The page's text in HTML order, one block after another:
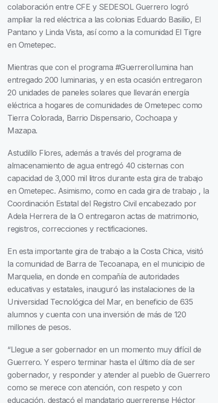
colaboración entre CFE y SEDESOL Guerrero logró
ampliar la red eléctrica a las colonias Eduardo Basilio, El
Pantano y Linda Vista, así como a la comunidad El Tigre
en Ometepec.
Mientras que con el programa #GuerreroIlumina han
entregado 200 luminarias, y en esta ocasión entregaron
20 unidades de paneles solares que llevarán energía
eléctrica a hogares de comunidades de Ometepec como
Tierra Colorada, Barrio Dispensario, Cochoapa y
Mazapa.
Astudillo Flores, además a través del programa de
almacenamiento de agua entregó 40 cisternas con
capacidad de 3,000 mil litros durante esta gira de trabajo
en Ometepec. Asimismo, como en cada gira de trabajo , la
Coordinación Estatal del Registro Civil encabezado por
Adela Herrera de la O entregaron actas de matrimonio,
registros, correcciones y rectificaciones.
En esta importante gira de trabajo a la Costa Chica, visitó
la comunidad de Barra de Tecoanapa, en el municipio de
Marquelia, en donde en compañía de autoridades
educativas y estatales, inauguró las instalaciones de la
Universidad Tecnológica del Mar, en beneficio de 635
alumnos y cuenta con una inversión de más de 120
millones de pesos.
“Llegue a ser gobernador en un momento muy difícil de
Guerrero. Y espero terminar hasta el último día de ser
gobernador, y responder y atender al pueblo de Guerrero
como se merece con atención, con respeto y con
educación, destacó el mandatario guerrerense Héctor